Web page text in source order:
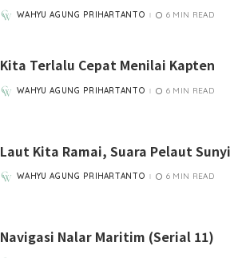
POSTED
WAHYU AGUNG PRIHARTANTO 6 MIN READ
Kita Terlalu Cepat Menilai Kapten
POSTED
WAHYU AGUNG PRIHARTANTO 6 MIN READ
Laut Kita Ramai, Suara Pelaut Sunyi
POSTED
WAHYU AGUNG PRIHARTANTO 6 MIN READ
Navigasi Nalar Maritim (Serial 11)